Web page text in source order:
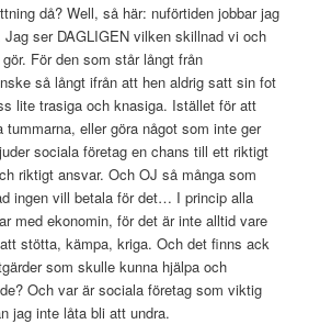
då? Well, så här: nuförtiden jobbar jag
ser DAGLIGEN vilken skillnad vi och
För den som står långt från
så långt ifrån att hen aldrig satt sin fot
lite trasiga och knasiga. Istället för att
eller göra något som inte ger
sociala företag en chans till ett riktigt
riktigt ansvar. Och OJ så många som
ingen vill betala för det… I princip alla
med ekonomin, för det är inte alltid vare
stötta, kämpa, kriga. Och det finns ack
som skulle kunna hjälpa och
Och var är sociala företag som viktig
jag inte låta bli att undra.